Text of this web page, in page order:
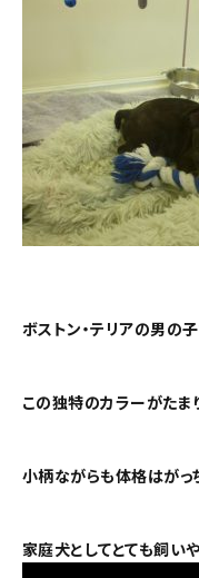
ボストン・テリアの男の
この独特のカラーがたま
小柄ながらも体格はがっ
家庭犬としてとても飼い